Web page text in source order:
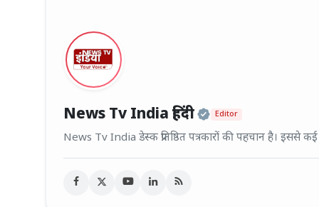
News Tv India हिंदी Official |
Editor
News Tv India डेस्क प्रतिष्ठित पत्रकारों की पहचान है।